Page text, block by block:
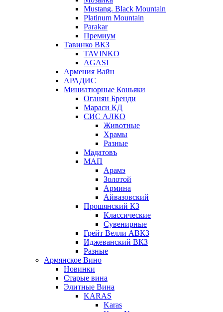
Mustang. Black Mountain
Platinum Mountain
Parakar
Премиум
Тавинко ВКЗ
TAVINKO
AGASI
Армения Вайн
АРАДИС
Миниатюрные Коньяки
Оганян Бренди
Мараси КД
СИС АЛКО
Животные
Храмы
Разные
Мадатовъ
МАП
Арамэ
Золотой
Армина
Айвазовский
Прошянский КЗ
Классические
Сувенирные
Грейт Велли АВКЗ
Иджеванский ВКЗ
Разные
Армянское Вино
Новинки
Старые вина
Элитные Вина
KARAS
Karas